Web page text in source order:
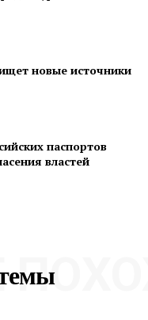
новые источники
паспортов
властей